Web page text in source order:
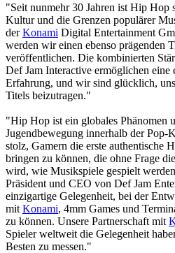
"Seit nunmehr 30 Jahren ist Hip Hop
Kultur und die Grenzen populärer
derKonami Digital Entertainment
werden wir einen ebenso prägenden
veröffentlichen. Die kombinierten
Def Jam Interactive ermöglichen
Erfahrung, und wir sind glücklich,
Titels beizutragen."
"Hip Hop ist ein globales Phänomen
Jugendbewegung innerhalb der Pop-
stolz, Gamern die erste authentische
bringen zu können, die ohne Frage
wird, wie Musikspiele gespielt
Präsident und CEO von Def Jam
einzigartige Gelegenheit, bei der
mit Konami, 4mm Games und
zu können. Unsere Partnerschaft mit
Spieler weltweit die Gelegenheit
Besten zu messen."